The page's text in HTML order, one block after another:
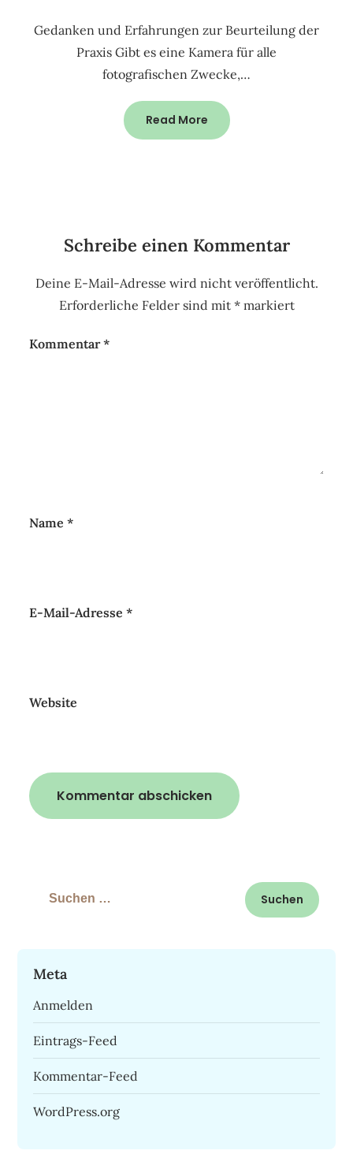
Gedanken und Erfahrungen zur Beurteilung der
Praxis Gibt es eine Kamera für alle
fotografischen Zwecke,…
Read More
Schreibe einen Kommentar
Deine E-Mail-Adresse wird nicht veröffentlicht.
Erforderliche Felder sind mit *markiert
Kommentar*
Name*
E-Mail-Adresse*
Website
Suchen
Meta
Anmelden
Eintrags-Feed
Kommentar-Feed
WordPress.org